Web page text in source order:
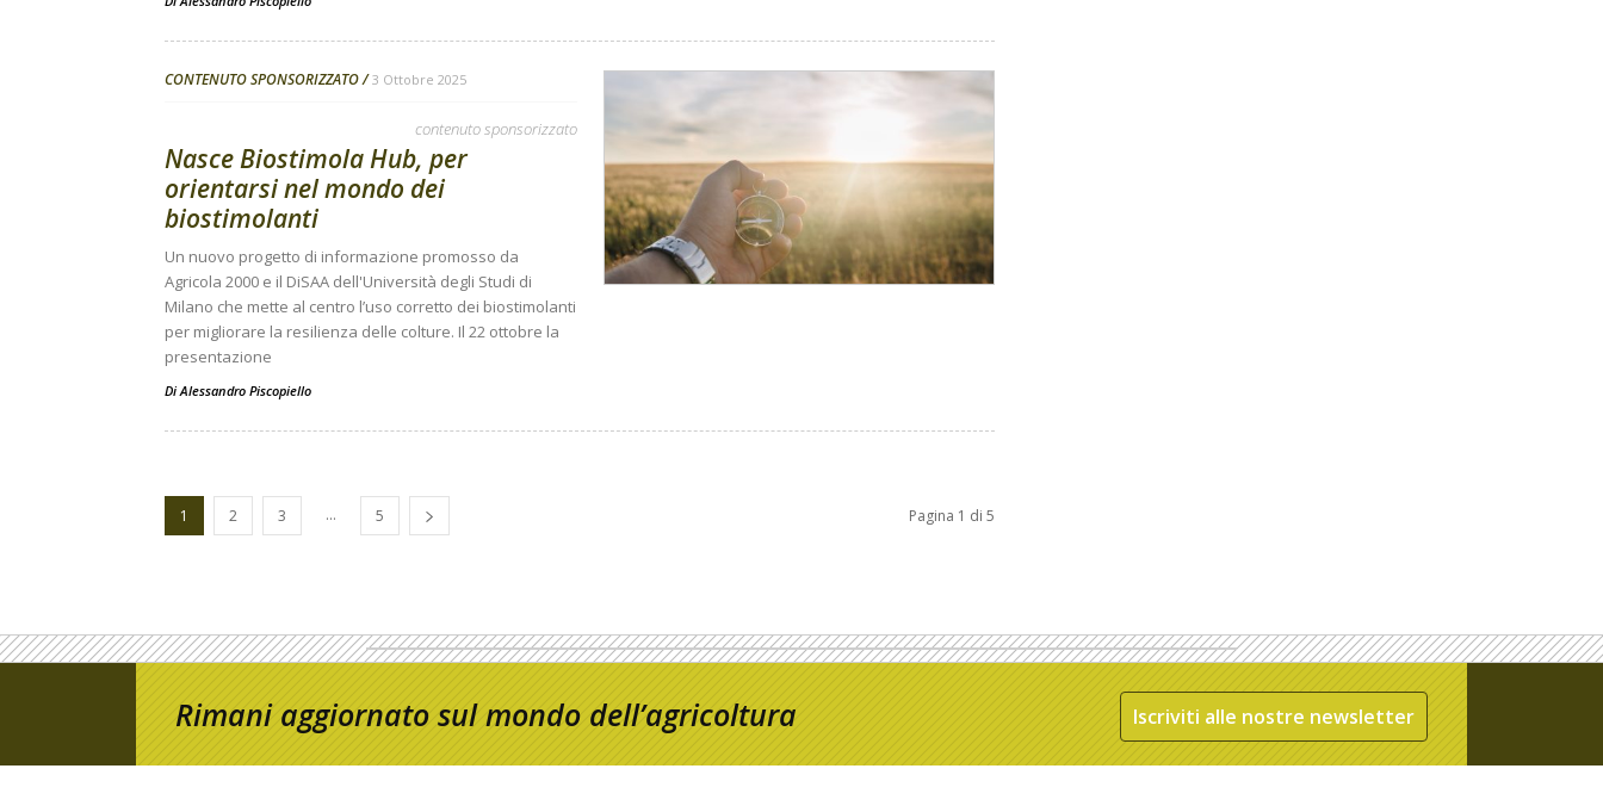
CONTENUTO SPONSORIZZATO 3 Ottobre 2025
contenuto sponsorizzato
Nasce Biostimola Hub, per
orientarsi nel mondo dei
biostimolanti
Un nuovo progetto di informazione promosso da
Agricola 2000 e il DiSAA dell'Università degli Studi di
Milano che mette al centro l’uso corretto dei biostimolanti
per migliorare la resilienza delle colture. Il 22 ottobre la
presentazione
DiAlessandro Piscopiello
1 2 3 ... 5 Pagina 1 di 5
Rimani aggiornato sul mondo dell’agricoltura Iscriviti alle nostre newsletter